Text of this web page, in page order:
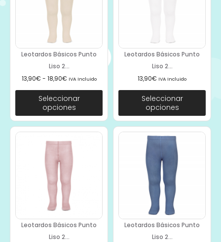
Leotardos Básicos Punto
Liso 2...
13,90€ - 18,90€ IVA Incluido
Seleccionar
opciones
Leotardos Básicos Punto
Liso 2...
13,90€ IVA Incluido
Seleccionar
opciones
Leotardos Básicos Punto
Liso 2...
Leotardos Básicos Punto
Liso 2...